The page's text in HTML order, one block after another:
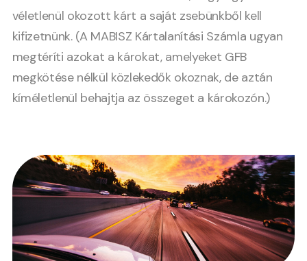
véletlenül okozott kárt a saját zsebünkből kell
kifizetnünk. (A MABISZ Kártalanítási Számla ugyan
megtéríti azokat a károkat, amelyeket GFB
megkötése nélkül közlekedők okoznak, de aztán
kíméletlenül behajtja az összeget a károkozón.)